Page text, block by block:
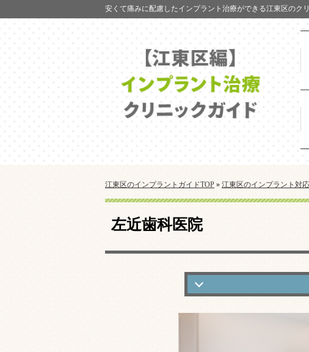
安くて痛みに配慮したインプラント治療ができる江東区のク
江東区のインプラントガイドTOP » 江東区のインプラント対
左近歯科医院